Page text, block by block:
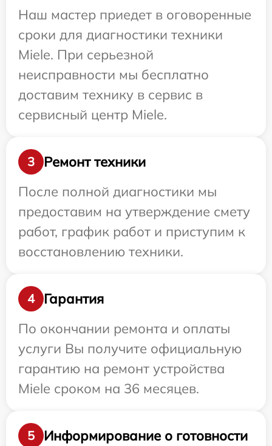
Наш мастер приедет в оговоренные
сроки для диагностики техники
Miele. При серьезной
неисправности мы бесплатно
доставим технику в сервис в
сервисный центр Miele.
3
Ремонт техники
После полной диагностики мы
предоставим на утверждение смету
работ, график работ и приступим к
восстановлению техники.
4
Гарантия
По окончании ремонта и оплаты
услуги Вы получите официальную
гарантию на ремонт устройства
Miele сроком на 36 месяцев.
5 Информирование о готовности